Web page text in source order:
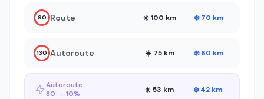
90 Route ☀️ 100 km ❄️ 70 km
130 Autoroute ☀️ 75 km ❄️ 60 km
Autoroute
80 → 10%
☀️ 53 km ❄️ 42 km